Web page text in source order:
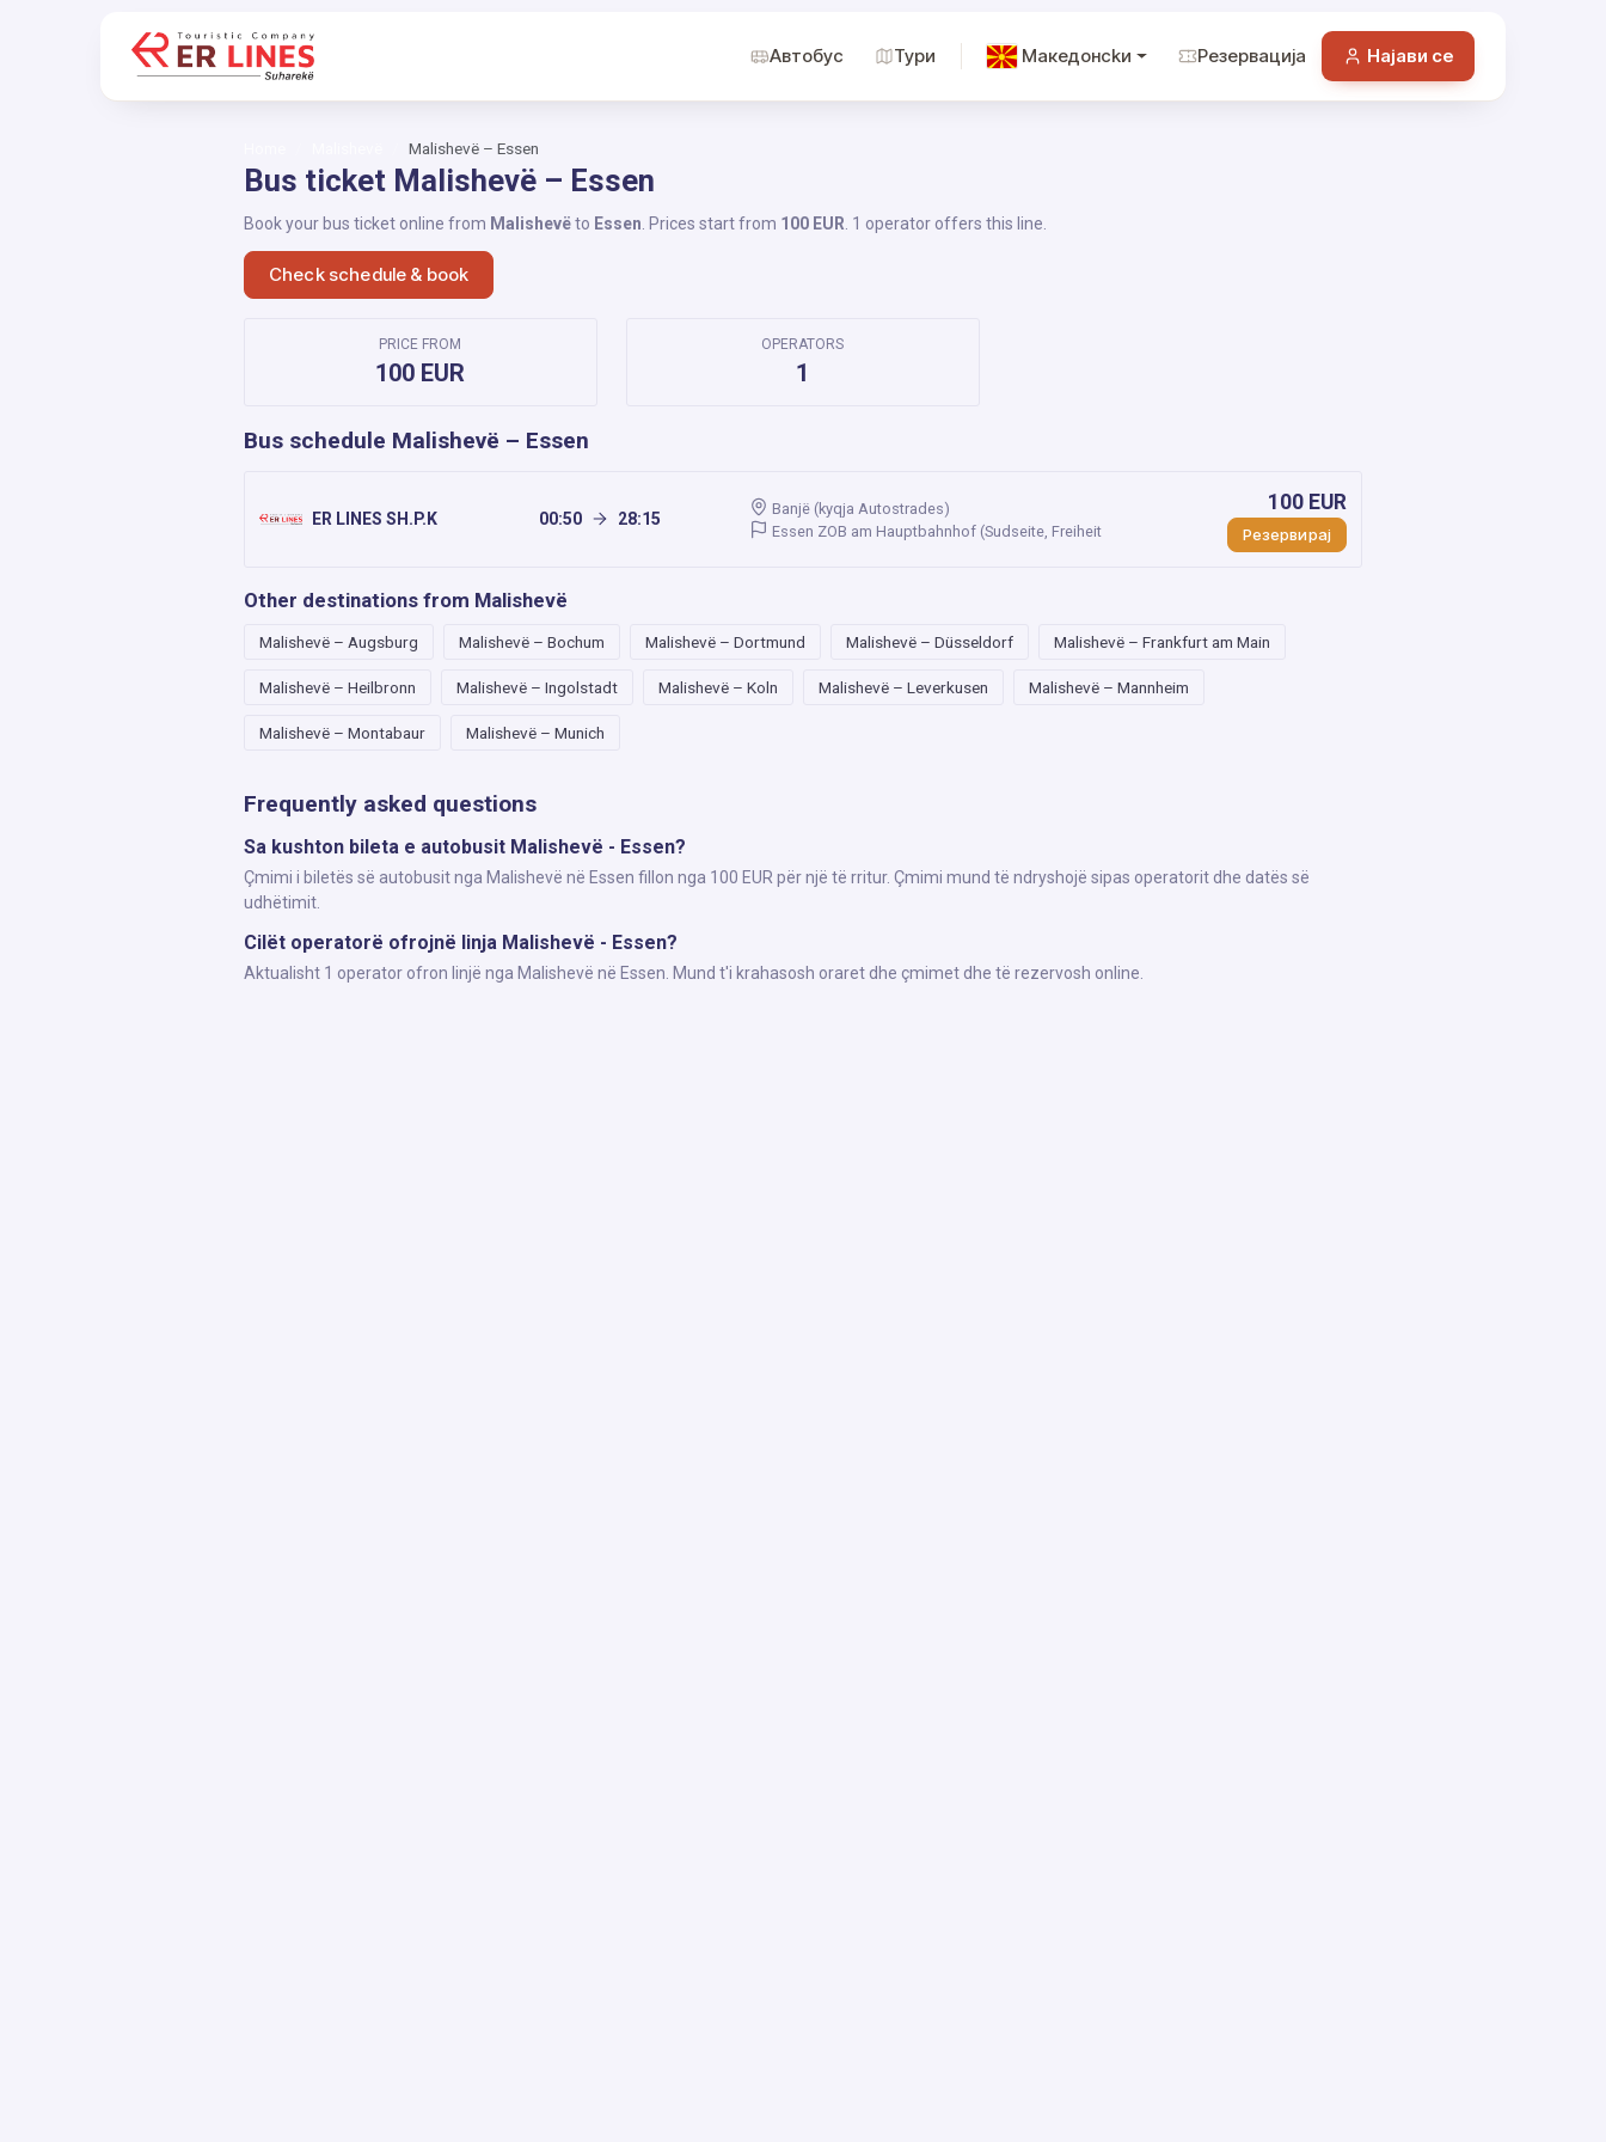
Автобус Тури Македонckи Резервација Најави се
Malishevë – Essen
Bus ticket Malishevë – Essen
Book your bus ticket online from Malishevëto Essen . Prices start from 100 EUR . 1 operator offers this line.
Check schedule & book
PRICE FROM
100 EUR
OPERATORS
1
Bus schedule Malishevë – Essen
ER LINES SH.P.K 00:50 28:15
Banjë (kyqja Autostrades)
Essen ZOB am Hauptbahnhof (Sudseite, Freiheit
100 EUR
Резервирај
Other destinations from Malishevë
Malishevë – Augsburg Malishevë – Bochum Malishevë – Dortmund Malishevë – Düsseldorf Malishevë – Frankfurt am Main
Malishevë – Heilbronn Malishevë – Ingolstadt Malishevë – Koln Malishevë – Leverkusen Malishevë – Mannheim
Malishevë – Montabaur Malishevë – Munich
Frequently asked questions
Sa kushton bileta e autobusit Malishevë - Essen?
Çmimi i biletës së autobusit nga Malishevë në Essen fillon nga 100 EUR për një të rritur. Çmimi mund të ndryshojë sipas operatorit dhe datës së
udhëtimit.
Cilët operatorë ofrojnë linja Malishevë - Essen?
Aktualisht 1 operator ofron linjë nga Malishevë në Essen. Mund t'i krahasosh oraret dhe çmimet dhe të rezervosh online.